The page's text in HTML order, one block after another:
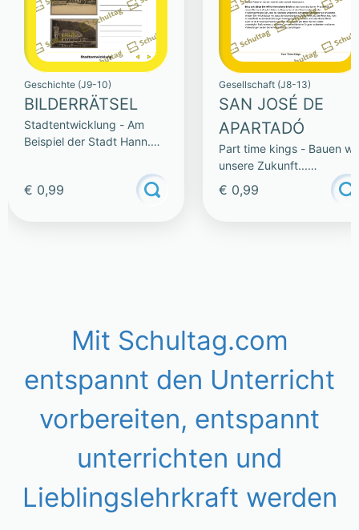
Geschichte (J9-10)
BILDERRÄTSEL
Stadtentwicklung - Am
Beispiel der Stadt Hann.
€ 0,99
Gesellschaft (J8-13)
SAN JOSÉ DE
APARTADÓ
Part time kings - Bauen wir
unsere Zukunft...
gemeinsam!
€ 0,99
Mit Schultag.com
entspannt den Unterricht
vorbereiten, entspannt
unterrichten und
Lieblingslehrkraft werden